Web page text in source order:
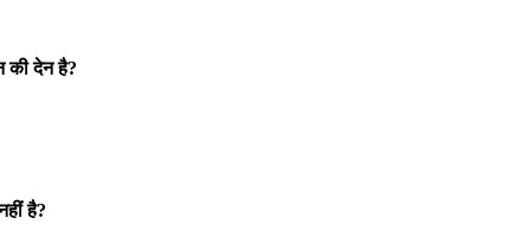
की देन है?
है?